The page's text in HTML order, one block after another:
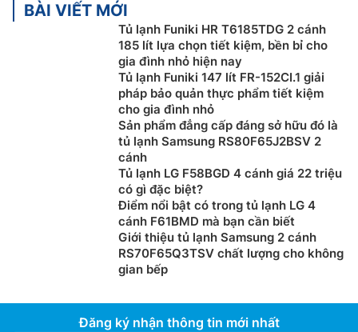
BÀI VIẾT MỚI
Tủ lạnh Funiki HR T6185TDG 2 cánh
185 lít lựa chọn tiết kiệm, bền bỉ cho
gia đình nhỏ hiện nay
Tủ lạnh Funiki 147 lít FR-152CI.1 giải
pháp bảo quản thực phẩm tiết kiệm
cho gia đình nhỏ
Sản phẩm đẳng cấp đáng sở hữu đó là
tủ lạnh Samsung RS80F65J2BSV 2
cánh
Tủ lạnh LG F58BGD 4 cánh giá 22 triệu
có gì đặc biệt?
Điểm nổi bật có trong tủ lạnh LG 4
cánh F61BMD mà bạn cần biết
Giới thiệu tủ lạnh Samsung 2 cánh
RS70F65Q3TSV chất lượng cho không
gian bếp
Đăng ký nhận thông tin mới nhất